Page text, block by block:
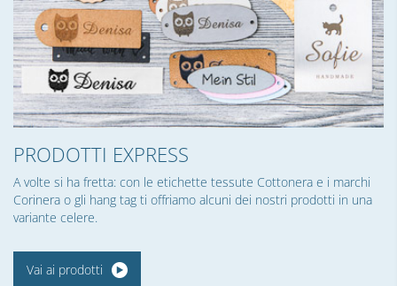
PRODOTTI EXPRESS
A volte si ha fretta: con le etichette tessute Cottonera e i marchi
Corinera o gli hang tag ti offriamo alcuni dei nostri prodotti in una
variante celere.
Vai ai prodotti